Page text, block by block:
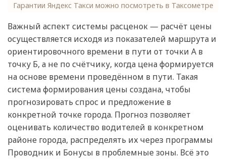
Гарантии Яндекс Такси можно посмотреть в Таксометре
Важный аспект системы расценок — расчёт цены
осуществляется исходя из показателей маршрута и
ориентировочного времени в пути от точки А в
точку Б, а не по счётчику, когда цена формируется
на основе времени проведённом в пути. Такая
система формирования цены создана, чтобы
прогнозировать спрос и предложение в
конкретной точке города. Прогноз позволяет
оценивать количество водителей в конкретном
районе города, распределять их через программы
Проводник и Бонусы в проблемные зоны. Всё это